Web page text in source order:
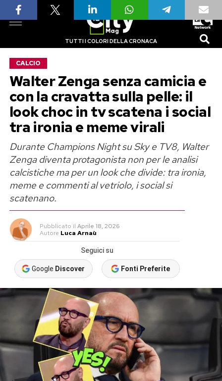
TUTTI I COLORI DELLA CRONACA
CALCIO
Walter Zenga senza camicia e
con la cravatta sulla pelle: il
look choc in tv scatena i social
tra ironia e meme virali
Durante Champions Night su Sky e TV8, Walter
Zenga diventa protagonista non per le analisi
calcistiche ma per un look che divide: tra ironia,
meme e commenti al vetriolo, i social si
scatenano.
Pubblicato il Aprile 18, 2026
Autore Luca Arnaù
Seguici su
Google Discover Fonti Preferite